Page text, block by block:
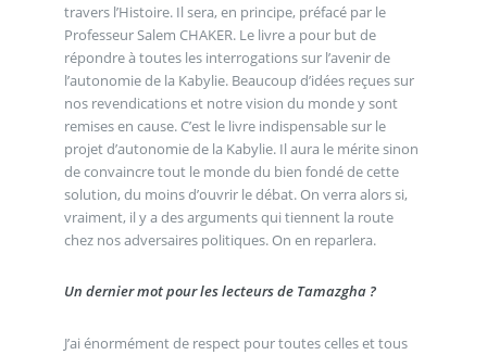
travers l’Histoire. Il sera, en principe, préfacé par le
Professeur Salem CHAKER. Le livre a pour but de
répondre à toutes les interrogations sur l’avenir de
l’autonomie de la Kabylie. Beaucoup d’idées reçues sur
nos revendications et notre vision du monde y sont
remises en cause. C’est le livre indispensable sur le
projet d’autonomie de la Kabylie. Il aura le mérite sinon
de convaincre tout le monde du bien fondé de cette
solution, du moins d’ouvrir le débat. On verra alors si,
vraiment, il y a des arguments qui tiennent la route
chez nos adversaires politiques. On en reparlera.
Un dernier mot pour les lecteurs de Tamazgha ?
J’ai énormément de respect pour toutes celles et tous